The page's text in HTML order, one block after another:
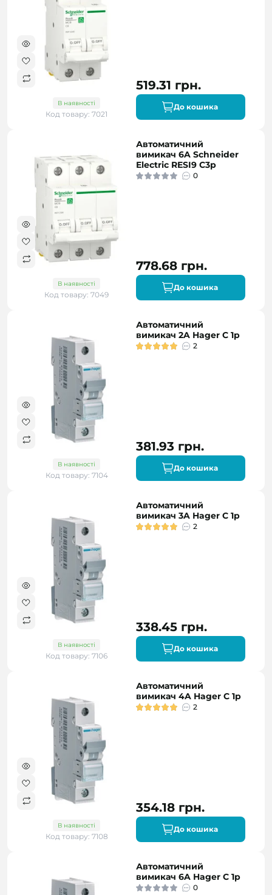
В наявності
Код товару: 7021
519.31 грн.
До кошика
В наявності
Код товару: 7049
Автоматичний
вимикач 6A Schneider
Electric RESI9 C3р
0
778.68 грн.
До кошика
В наявності
Код товару: 7104
Автоматичний
вимикач 2A Hager C 1p
2
381.93 грн.
До кошика
В наявності
Код товару: 7106
Автоматичний
вимикач 3A Hager C 1p
2
338.45 грн.
До кошика
В наявності
Код товару: 7108
Автоматичний
вимикач 4A Hager C 1p
2
354.18 грн.
До кошика
Автоматичний
вимикач 6A Hager C 1p
0